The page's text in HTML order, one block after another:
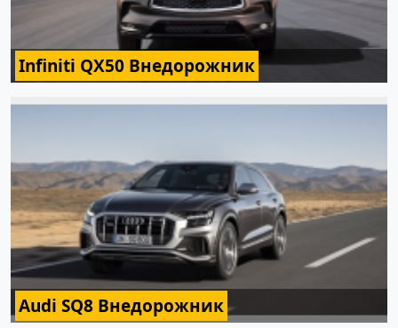
Infiniti QX50 Внедорожник
Audi SQ8 Внедорожник